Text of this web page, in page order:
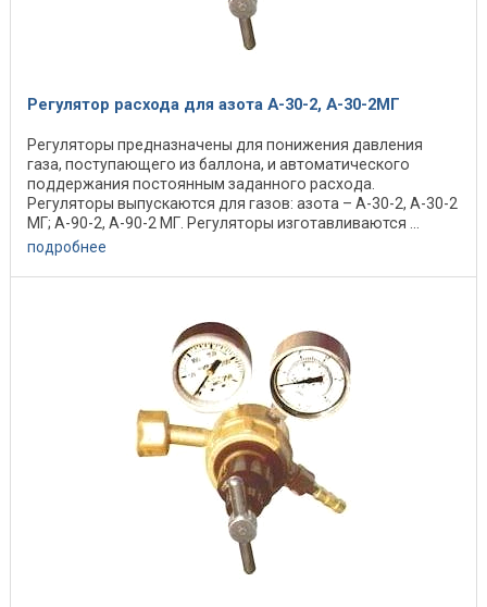
Регулятор расхода для азота А-30-2, А-30-2МГ
Регуляторы предназначены для понижения давления
газа, поступающего из баллона, и автоматического
поддержания постоянным заданного расхода.
Регуляторы выпускаются для газов: азота – А-30-2, А-30-2
МГ; А-90-2, А-90-2 МГ. Регуляторы изготавливаются ...
подробнее